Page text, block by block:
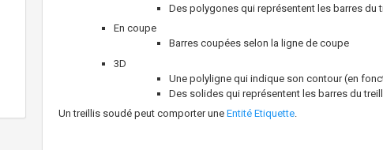
Des polygones qui représentent les barres du
En coupe
Barres coupées selon la ligne de coupe
3D
Une polyligne qui indique son contour (en
Des solides qui représentent les barres du
Un treillis soudé peut comporter une Entité Etiquette.